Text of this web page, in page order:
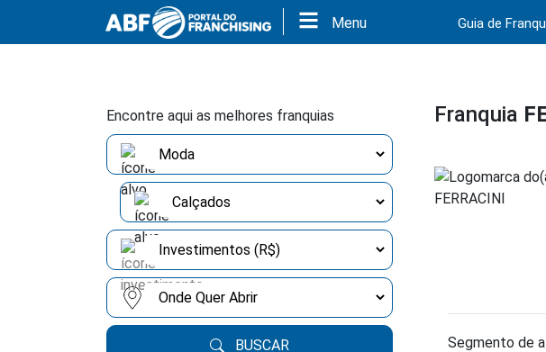
Menu Guia de
Encontre aqui as melhores franquias
BUSCAR
Franquia
Segmento de